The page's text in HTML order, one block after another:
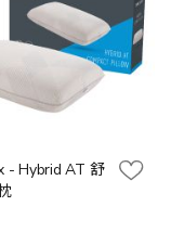
- Hybrid AT 舒